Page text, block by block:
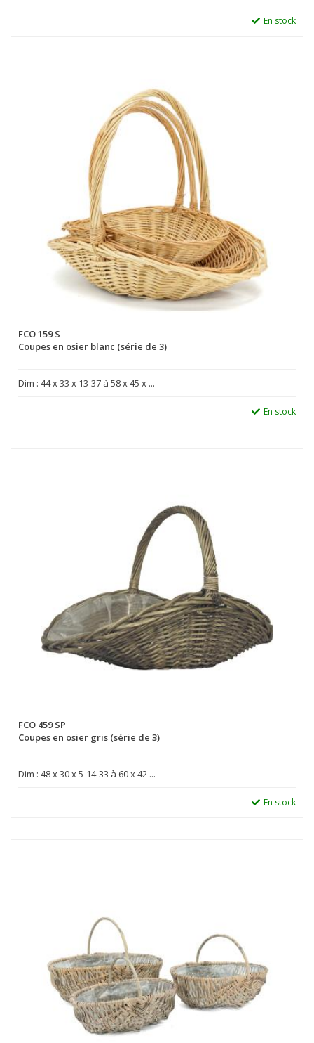
En stock
FCO 159 S
Coupes en osier blanc (série de 3)
Dim : 44 x 33 x 13-37 à 58 x 45 x ...
En stock
FCO 459 SP
Coupes en osier gris (série de 3)
Dim : 48 x 30 x 5-14-33 à 60 x 42 ...
En stock